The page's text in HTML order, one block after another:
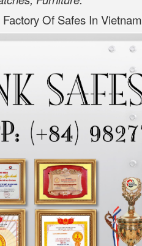
Of Safes In Vietnam